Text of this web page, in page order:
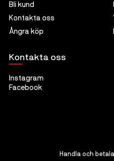
Bli kund
Kontakta oss
Ångra köp
Kontakta oss
Instagram
Facebook
Handla och